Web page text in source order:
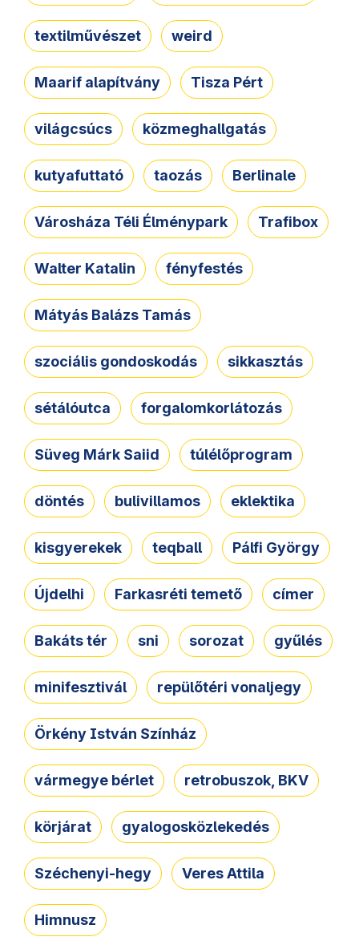
textilművészet weird
Maarif alapítvány Tisza Pért
világcsúcs közmeghallgatás
kutyafuttató taozás Berlinale
Városháza Téli Élménypark Trafibox
Walter Katalin fényfestés
Mátyás Balázs Tamás
szociális gondoskodás sikkasztás
sétálóutca forgalomkorlátozás
Süveg Márk Saiid túlélőprogram
döntés bulivillamos eklektika
kisgyerekek teqball Pálfi György
Újdelhi Farkasréti temető címer
Bakáts tér sni sorozat gyűlés
minifesztivál repülőtéri vonaljegy
Örkény István Színház
vármegye bérlet retrobuszok, BKV
körjárat gyalogosközlekedés
Széchenyi-hegy Veres Attila
Himnusz